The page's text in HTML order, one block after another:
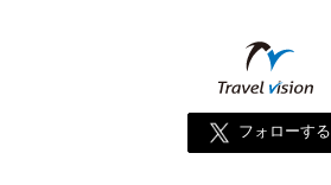
フォローする